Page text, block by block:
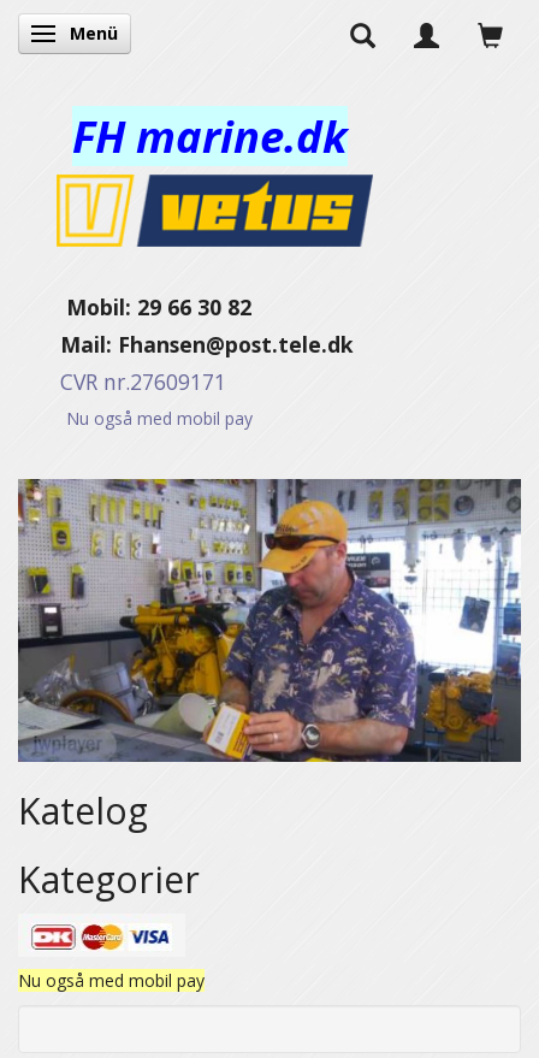
Anzeige ändern
Menü
FH marine.dk
Mobil: 29 66 30 82
Mail: Fhansen@post.tele.dk
CVR nr.27609171
Nu også med mobil pay
Katelog
Kategorier
Nu også med mobil pay